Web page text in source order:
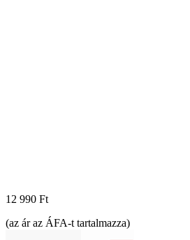
12 990 Ft
(az ár az ÁFA-t tartalmazza)